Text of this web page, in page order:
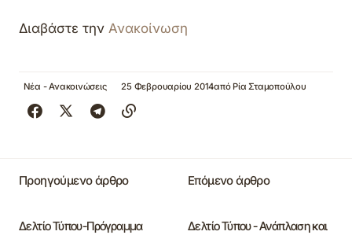
Διαβάστε την Ανακοίνωση
Νέα - Ανακοινώσεις 25 Φεβρουαρίου 2014από Ρία Σταμοπούλου
Προηγούμενο άρθρο
Δελτίο Τύπου-Πρόγραμμα
Επόμενο άρθρο
Δελτίο Τύπου - Ανάπλαση και